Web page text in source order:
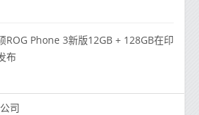
ROG Phone 3新版12GB + 128GB在印
布
司